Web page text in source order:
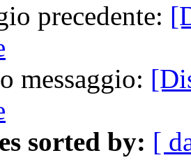
precedente:
messaggio:
sorted by: [